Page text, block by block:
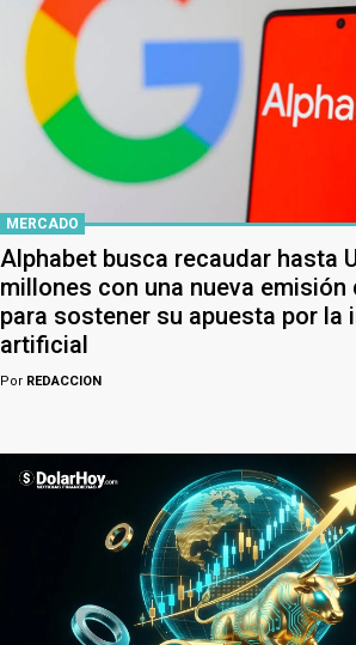
MERCADO
Alphabet busca recaudar hasta
millones con una nueva emisión
para sostener su apuesta por la
artificial
Por REDACCION